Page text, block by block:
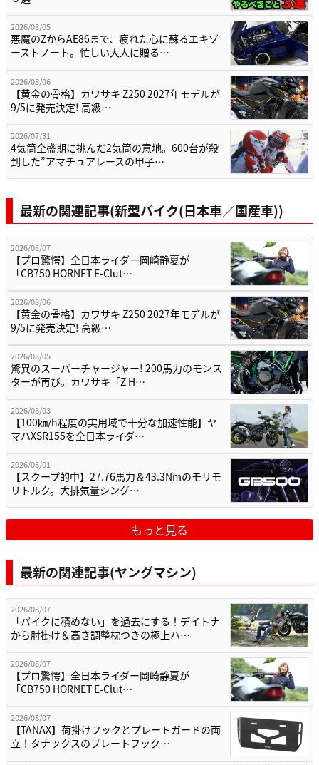
2026/08/05
悪魔のZからAE86まで、疲れた心に蘇るエキゾ
ーストノート。忙しい大人に贈る…
2026/08/06
【黄金の骨格】カワサキ Z250 2027年モデルが
9/5に発売決定! 高級…
2026/07/31
4気筒全盛期に挑んだ2気筒の意地。600台が殺
到した”アマチュアレースの甲子…
最新の関連記事(新型バイク(日本車／国産車))
2026/08/07
【プロ驚愕】全日本ライダー岡崎静夏が
「CB750 HORNET E-Clut…
2026/08/06
【黄金の骨格】カワサキ Z250 2027年モデルが
9/5に発売決定! 高級…
2026/08/05
驚異のスーパーチャージャー! 200馬力のモンス
ターが再び。カワサキ「Z H…
2026/08/03
【100㎞/h程度の実用域で十分な加速性能】ヤ
マハXSR155を全日本ライダ…
2026/08/01
【スクープ的中】27.76馬力＆43.3Nmのモリモ
リトルク。大排気量シング…
もっと見る
最新の関連記事(ヤングマシン)
2026/08/07
「バイクに積めない」を過去にする！デイトナ
から肘掛け＆高さ調整枕つきの極上ハ…
2026/08/07
【プロ驚愕】全日本ライダー岡崎静夏が
「CB750 HORNET E-Clut…
2026/08/07
【TANAX】荷掛けフックとプレートガードの両
立！タナックスのプレートフック…